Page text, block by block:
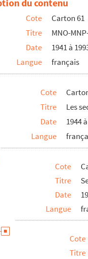
du contenu
Cote
Carton 61
Titre
MNO-
Date
1941 à
Langue
français
Cote
Titre
Les
Date
1944
Langue
Cote
Titre
Date
Langue
Cote
Titre